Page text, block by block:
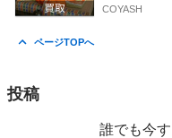
COYASH
ページTOPへ
投稿
誰でも今